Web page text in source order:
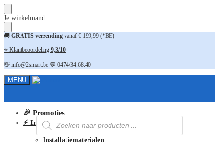
Skip
to
navigation
Skip
to
content
Je winkelmand
🚚 GRATIS verzending vanaf € 199,99 (*BE)
⭐ Klantbeoordeling 9,3/10
👋 info@2smart.be 💬 0474/34.68.40
MENU
Producten
zoeken
🎉 Promoties
⚡ Installatiematerialen
Installatiematerialen